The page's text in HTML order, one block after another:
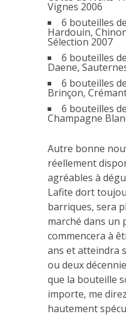
Vignes 2006
6 bouteilles
Hardouin,
Sélection 2007
6 bouteilles
Daene,
6 bouteilles
Brinçon,
6 bouteilles
Champagne
Autre bonne
réellement
agréables à
Lafite dort
barriques, sera
marché dans un
commencera à
ans et atteindra
ou deux
que la bouteille
importe, me
hautement